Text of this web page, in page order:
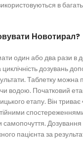
в
Новотирал?
один або два рази в
дозувань
Таблетку можна
водою. Початковий
етапу. Він триває
самопочуття. Дозування
пацієнта за